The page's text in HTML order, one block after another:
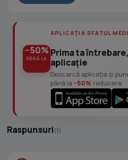
−50%
PÂNĂ LA
APLICAȚIA SFATUL
Prima ta
aplicație
Descarcă aplicația și
până la −50% reducere.
Raspunsuri(1)